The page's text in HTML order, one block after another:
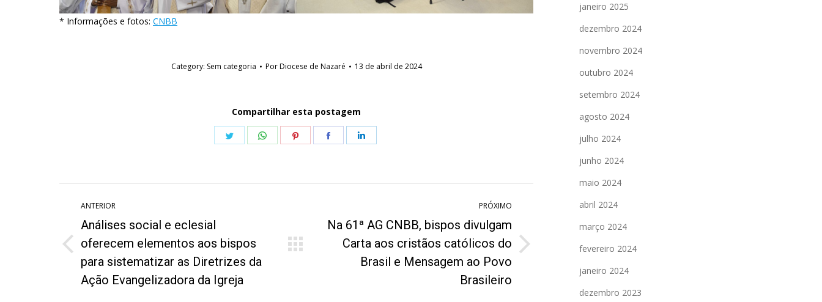
* Informações e fotos: CNBB
Category: Sem categoria PorDiocese de Nazaré 13 de abril de 2024
Compartilhar esta postagem
Share Share
Share
Share
post:
ANTERIOR
Post
anterior:
Análises social e eclesial
oferecem elementos aos bispos
para sistematizar as Diretrizes da
Ação Evangelizadora da Igreja
PRÓXIMO
Próximo
Na 61ª AG CNBB, bispos divulgam
Carta aos cristãos católicos do
Brasil e Mensagem ao Povo
Brasileiro
janeiro 2025
dezembro 2024
novembro 2024
outubro 2024
setembro 2024
agosto 2024
julho 2024
junho 2024
maio 2024
abril 2024
março 2024
fevereiro 2024
janeiro 2024
dezembro 2023